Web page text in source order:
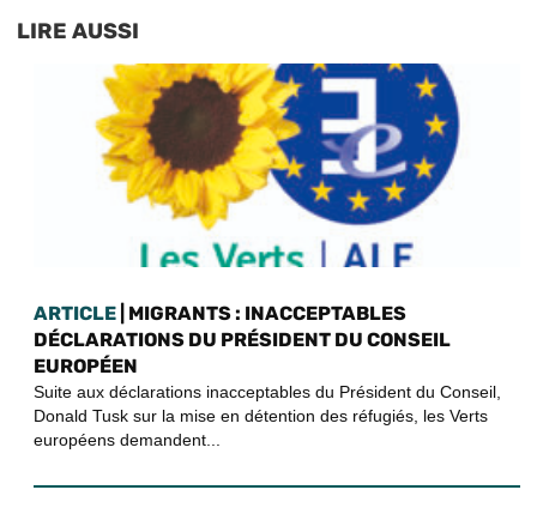
LIRE AUSSI
ARTICLE | MIGRANTS : INACCEPTABLES
DÉCLARATIONS DU PRÉSIDENT DU CONSEIL
EUROPÉEN
Suite aux déclarations inacceptables du Président du Conseil,
Donald Tusk sur la mise en détention des réfugiés, les Verts
européens demandent...